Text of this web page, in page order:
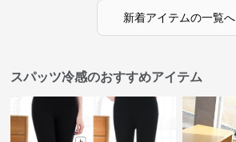
新着アイテムの一覧へ
スパッツ冷感のおすすめアイテム